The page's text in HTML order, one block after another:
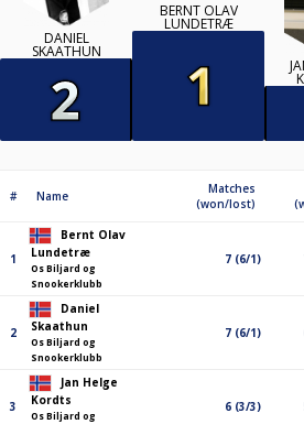
DANIEL
SKAATHUN
BERNT OLAV
LUNDETRÆ
# Name
Matches
(won/lost)
1
Bernt Olav
Lundetræ
Os Biljard og
Snookerklubb
7 (6/1)
2
Daniel
Skaathun
Os Biljard og
Snookerklubb
7 (6/1)
3
Jan Helge
Kordts
Os Biljard og
6 (3/3)